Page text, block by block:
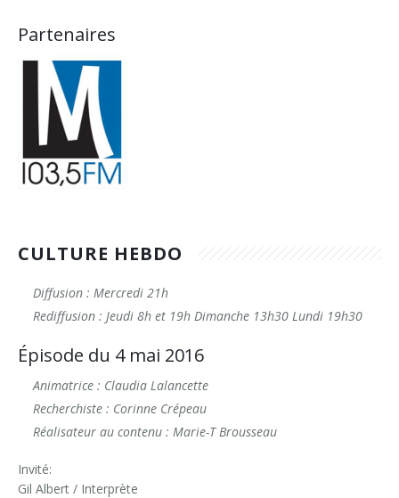
Partenaires
CULTURE HEBDO
Diffusion : Mercredi 21h
Rediffusion : Jeudi 8h et 19h Dimanche 13h30 Lundi 19h30
Épisode du 4 mai 2016
Animatrice : Claudia Lalancette
Recherchiste : Corinne Crépeau
Réalisateur au contenu : Marie-T Brousseau
Invité:
Gil Albert / Interprète